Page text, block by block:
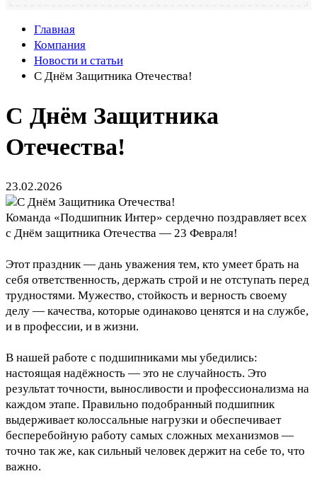
Главная
Компания
Новости и статьи
С Днём Защитника Отечества!
С Днём Защитника
Отечества!
23.02.2026
Команда «Подшипник Интер» сердечно поздравляет всех
с Днём защитника Отечества — 23 Февраля!
Этот праздник — дань уважения тем, кто умеет брать на
себя ответственность, держать строй и не отступать перед
трудностями. Мужество, стойкость и верность своему
делу — качества, которые одинаково ценятся и на службе,
и в профессии, и в жизни.
В нашей работе с подшипниками мы убедились:
настоящая надёжность — это не случайность. Это
результат точности, выносливости и профессионализма на
каждом этапе. Правильно подобранный подшипник
выдерживает колоссальные нагрузки и обеспечивает
бесперебойную работу самых сложных механизмов —
точно так же, как сильный человек держит на себе то, что
важно.